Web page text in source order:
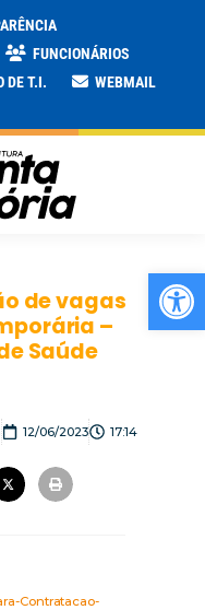
FUNCIONÁRIOS
DE T.I.
WEBMAIL
de vagas
–
Saúde
12/06/2023 17:14
Contratacao-